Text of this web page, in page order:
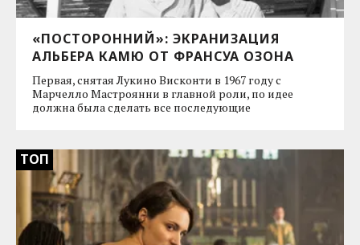
«ПОСТОРОННИЙ»: ЭКРАНИЗАЦИЯ
АЛЬБЕРА КАМЮ ОТ ФРАНСУА ОЗОНА
Первая, снятая Лукино Висконти в 1967 году с
Марчелло Мастроянни в главной роли, по идее
должна была сделать все последующие
ТОП